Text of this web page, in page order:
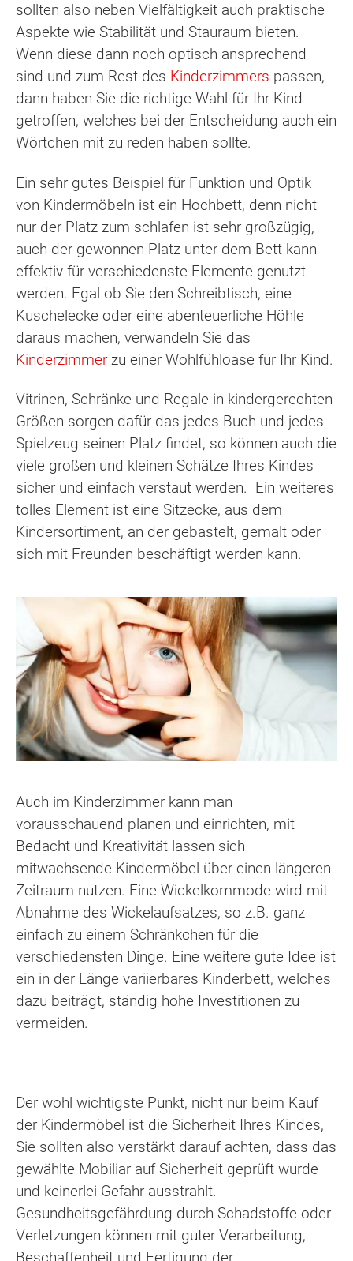
sollten also neben Vielfältigkeit auch praktische
Aspekte wie Stabilität und Stauraum bieten.
Wenn diese dann noch optisch ansprechend
sind und zum Rest des Kinderzimmers passen,
dann haben Sie die richtige Wahl für Ihr Kind
getroffen, welches bei der Entscheidung auch ein
Wörtchen mit zu reden haben sollte.
Ein sehr gutes Beispiel für Funktion und Optik
von Kindermöbeln ist ein Hochbett, denn nicht
nur der Platz zum schlafen ist sehr großzügig,
auch der gewonnen Platz unter dem Bett kann
effektiv für verschiedenste Elemente genutzt
werden. Egal ob Sie den Schreibtisch, eine
Kuschelecke oder eine abenteuerliche Höhle
daraus machen, verwandeln Sie das
Kinderzimmer zu einer Wohlfühloase für Ihr Kind.
Vitrinen, Schränke und Regale in kindergerechten
Größen sorgen dafür das jedes Buch und jedes
Spielzeug seinen Platz findet, so können auch die
viele großen und kleinen Schätze Ihres Kindes
sicher und einfach verstaut werden. Ein weiteres
tolles Element ist eine Sitzecke, aus dem
Kindersortiment, an der gebastelt, gemalt oder
sich mit Freunden beschäftigt werden kann.
Auch im Kinderzimmer kann man
vorausschauend planen und einrichten, mit
Bedacht und Kreativität lassen sich
mitwachsende Kindermöbel über einen längeren
Zeitraum nutzen. Eine Wickelkommode wird mit
Abnahme des Wickelaufsatzes, so z.B. ganz
einfach zu einem Schränkchen für die
verschiedensten Dinge. Eine weitere gute Idee ist
ein in der Länge variierbares Kinderbett, welches
dazu beiträgt, ständig hohe Investitionen zu
vermeiden.
Der wohl wichtigste Punkt, nicht nur beim Kauf
der Kindermöbel ist die Sicherheit Ihres Kindes,
Sie sollten also verstärkt darauf achten, dass das
gewählte Mobiliar auf Sicherheit geprüft wurde
und keinerlei Gefahr ausstrahlt.
Gesundheitsgefährdung durch Schadstoffe oder
Verletzungen können mit guter Verarbeitung,